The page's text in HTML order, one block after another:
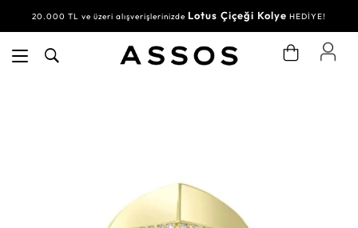
20.000 TL ve üzeri alışverişlerinizde Lotus Çiçeği Kolye HEDİYE!